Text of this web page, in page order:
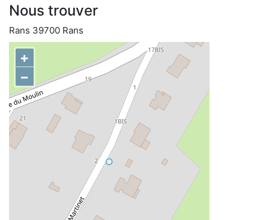
Nous trouver
Rans 39700 Rans
+
−